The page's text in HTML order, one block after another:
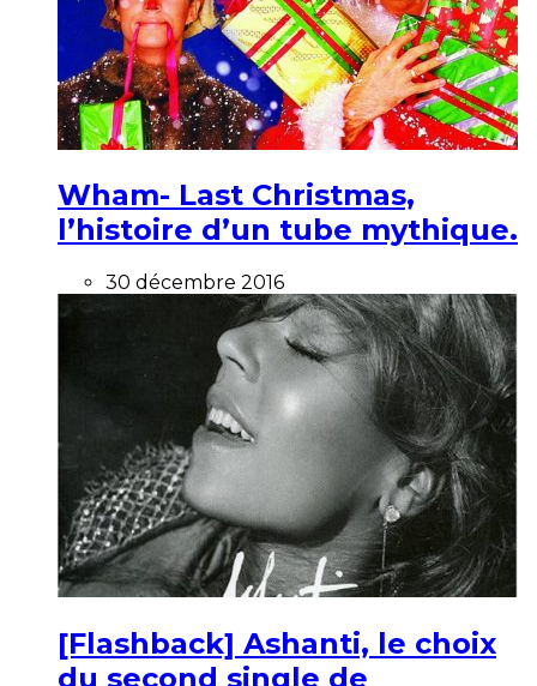
Wham- Last Christmas,
l’histoire d’un tube mythique.
30 décembre 2016
[Flashback] Ashanti, le choix
du second single de